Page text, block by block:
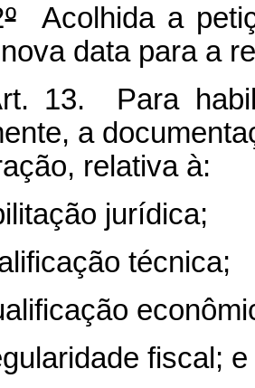
ºAcolhida a
data para a
a
relativa à:
jurídica;
técnica;
fiscal; e